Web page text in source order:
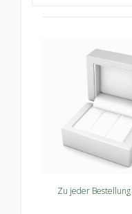
Zu jeder